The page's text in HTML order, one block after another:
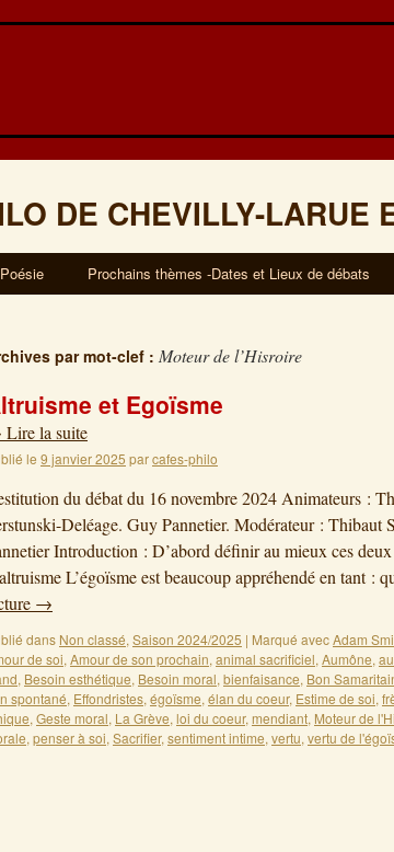
DE CHEVILLY-LARUE
Prochains thèmes -Dates et Lieux de débats
par mot-clef : Moteur de l’Hisroire
et Egoïsme
Lire la suite
le 9 janvier 2025 parcafes-philo
du débat du 16 novembre 2024 Animateurs :
Deléage. Guy Pannetier. Modérateur :
Introduction : D’abord définir au mieux ces deux
L’égoïsme est beaucoup appréhendé en tant :
→
dans Non classé, Saison 2024/2025 | Marqué avecAdam
de soi, Amour de son prochain, animal sacrificiel, Aumône,
, Besoin esthétique, Besoin moral, bienfaisance, Bon
spontané, Effondristes, égoïsme, élan du coeur, Estime de soi,
, Geste moral, La Grève, loi du coeur, mendiant, Moteur de
, penser à soi, Sacrifier, sentiment intime, vertu, vertu de